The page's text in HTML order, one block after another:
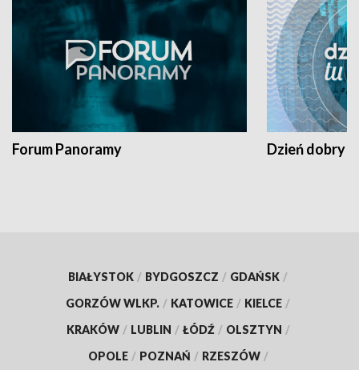
Forum Panoramy Dzień dobry
BIAŁYSTOK / BYDGOSZCZ / GDAŃSK /
GORZÓW WLKP. / KATOWICE / KIELCE /
KRAKÓW / LUBLIN / ŁÓDŹ / OLSZTYN /
OPOLE / POZNAŃ / RZESZÓW /